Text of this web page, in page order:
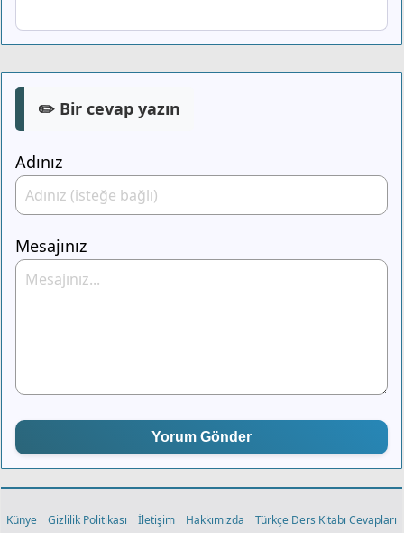
✏️ Bir cevap yazın
Adınız
Mesajınız
Yorum Gönder
Künye Gizlilik Politikası İletişim Hakkımızda Türkçe Ders Kitabı Cevapları